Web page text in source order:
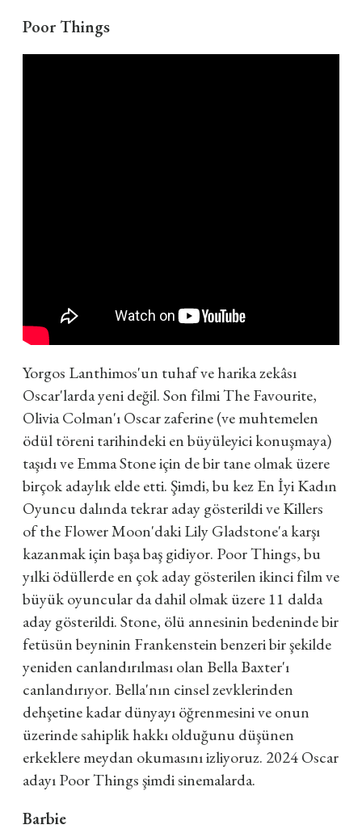
Poor Things
Yorgos Lanthimos'un tuhaf ve harika zekâsı
Oscar'larda yeni değil. Son filmi The Favourite,
Olivia Colman'ı Oscar zaferine (ve muhtemelen
ödül töreni tarihindeki en büyüleyici konuşmaya)
taşıdı ve Emma Stone için de bir tane olmak üzere
birçok adaylık elde etti. Şimdi, bu kez En İyi Kadın
Oyuncu dalında tekrar aday gösterildi ve Killers
of the Flower Moon'daki Lily Gladstone'a karşı
kazanmak için başa baş gidiyor. Poor Things, bu
yılki ödüllerde en çok aday gösterilen ikinci film ve
büyük oyuncular da dahil olmak üzere 11 dalda
aday gösterildi. Stone, ölü annesinin bedeninde bir
fetüsün beyninin Frankenstein benzeri bir şekilde
yeniden canlandırılması olan Bella Baxter'ı
canlandırıyor. Bella'nın cinsel zevklerinden
dehşetine kadar dünyayı öğrenmesini ve onun
üzerinde sahiplik hakkı olduğunu düşünen
erkeklere meydan okumasını izliyoruz. 2024 Oscar
adayı Poor Things şimdi sinemalarda.
Barbie